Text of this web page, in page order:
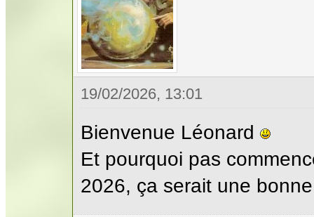
19/02/2026, 13:01
Bienvenue Léonard
Et pourquoi pas
2026, ça serait une